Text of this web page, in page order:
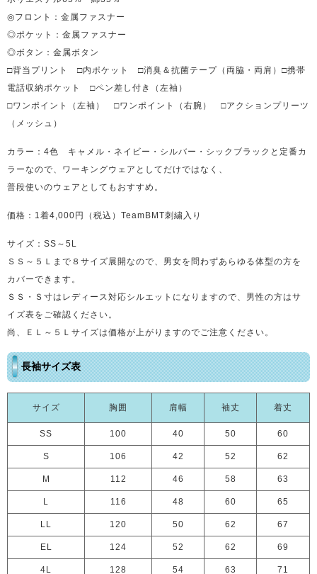
◎フロント：金属ファスナー
◎ポケット：金属ファスナー
◎ボタン：金属ボタン
□背当プリント □内ポケット □消臭＆抗菌テープ（両脇・両肩）□携帯
電話収納ポケット □ペン差し付き（左袖）
□ワンポイント（左袖） □ワンポイント（右腕） □アクションプリーツ
（メッシュ）
カラー：4色 キャメル・ネイビー・シルバー・シックブラックと定番カ
ラーなので、ワーキングウェアとしてだけではなく、
普段使いのウェアとしてもおすすめ。
価格：1着4,000円（税込）TeamBMT刺繍入り
サイズ：SS～5L
ＳＳ～５Ｌまで８サイズ展開なので、男女を問わずあらゆる体型の方を
カバーできます。
ＳＳ・Ｓ寸はレディース対応シルエットになりますので、男性の方はサ
イズ表をご確認ください。
尚、ＥＬ～５Ｌサイズは価格が上がりますのでご注意ください。
長袖サイズ表
サイズ 胸囲 肩幅 袖丈 着丈
SS 100 40 50 60
S 106 42 52 62
M 112 46 58 63
L 116 48 60 65
LL 120 50 62 67
EL 124 52 62 69
4L 128 54 63 71